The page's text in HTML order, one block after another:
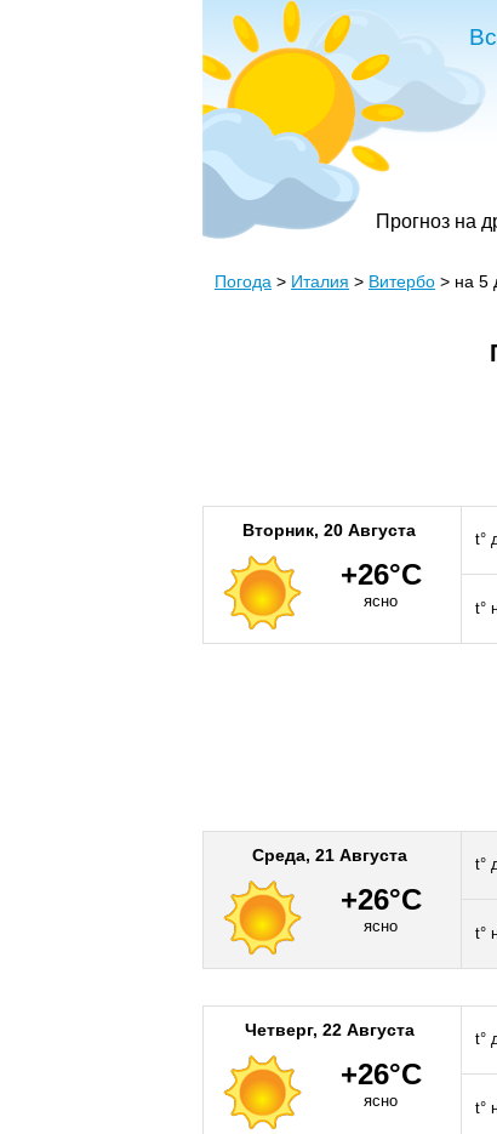
Прогноз на
Погода > Италия > Витербо > на 5
Вторник, 20 Августа
+26°C
ясно
t°
t°
Среда, 21 Августа
+26°C
ясно
t°
t°
Четверг, 22 Августа
+26°C
ясно
t°
t°